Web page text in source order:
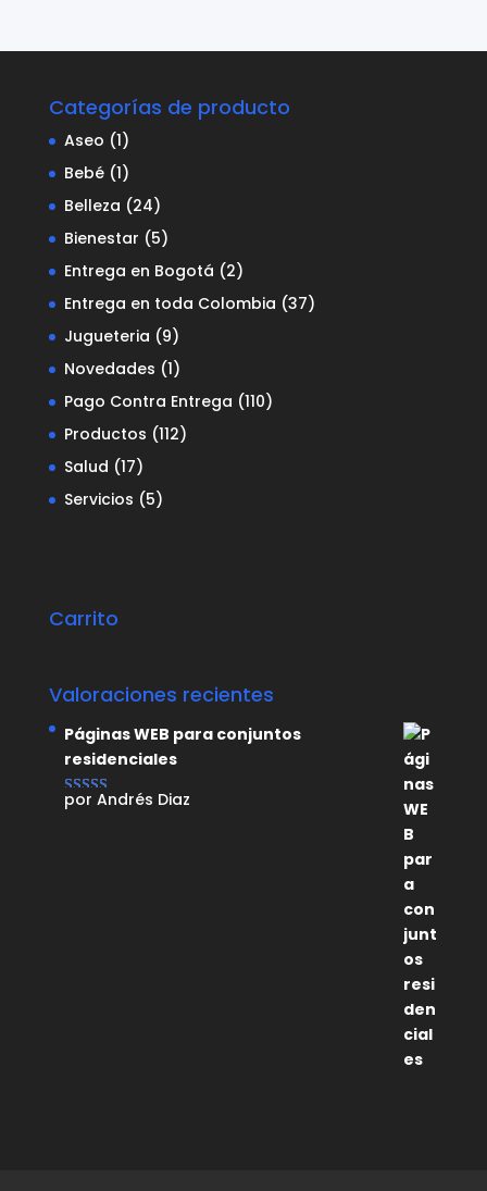
Categorías de producto
Aseo (1)
Bebé (1)
Belleza (24)
Bienestar (5)
Entrega en Bogotá (2)
Entrega en toda Colombia (37)
Jugueteria (9)
Novedades (1)
Pago Contra Entrega (110)
Productos (112)
Salud (17)
Servicios (5)
Carrito
Valoraciones recientes
Páginas WEB para conjuntos
residenciales
Valorado con
por Andrés Diaz